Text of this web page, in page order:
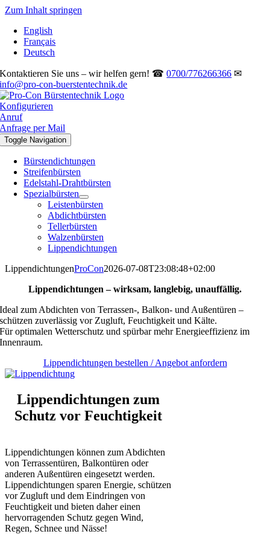
Zum Inhalt springen
English
Français
Deutsch
Kontaktieren Sie uns – wir helfen gern! ☎0700/776266366 ✉
info@pro-con-buerstentechnik.de
Konfigurieren
Anruf
Anfrage per Mail
Toggle Navigation
Bürstendichtungen
Streifenbürsten
Edelstahl-Drahtbürsten
Spezialbürsten
Leistenbürsten
Abdichtbürsten
Tellerbürsten
Walzenbürsten
Lippendichtungen
LippendichtungenProCon2026-07-08T23:08:48+02:00
Lippendichtungen – wirksam, langlebig, unauffällig.
Ideal zum Abdichten von Terrassen-, Balkon- und Außentüren –
schützen zuverlässig vor Zugluft, Feuchtigkeit und Kälte.
Für optimalen Wetterschutz und spürbar mehr Energieeffizienz im
Innenraum.
Lippendichtungen bestellen / Angebot anfordern
Lippendichtungen zum
Schutz vor Feuchtigkeit
Lippendichtungen können zum Abdichten
von Terrassentüren, Balkontüren oder
anderen Außentüren eingesetzt werden.
Lippendichtungen sparen Energie, schützen
vor Zugluft und dem Eindringen von
Feuchtigkeit und bieten daher einen
hervorragenden Schutz gegen Wind,
Regen, Schnee und Nässe!